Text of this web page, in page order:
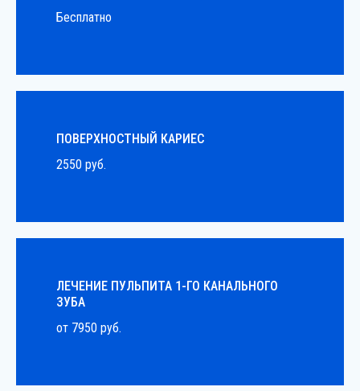
Бесплатно
ПОВЕРХНОСТНЫЙ КАРИЕС
2550 руб.
ЛЕЧЕНИЕ ПУЛЬПИТА 1-ГО КАНАЛЬНОГО
ЗУБА
от 7950 руб.